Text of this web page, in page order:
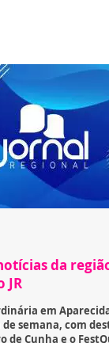
da
JR
em
semana, com
de Cunha e o